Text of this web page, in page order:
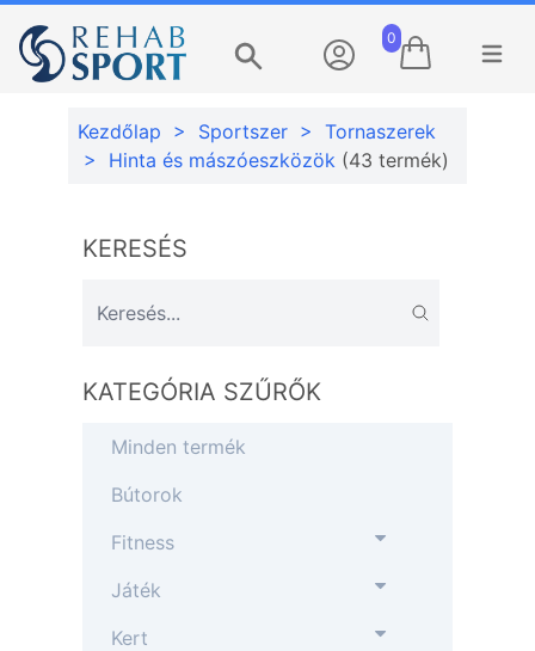
0
Menü
Kezdőlap > Sportszer >
Tornaszerek
>
Hinta és mászóeszközök (43 termék)
KERESÉS
KATEGÓRIA SZŰRŐK
Minden termék
Bútorok
Fitness
Játék
Kert